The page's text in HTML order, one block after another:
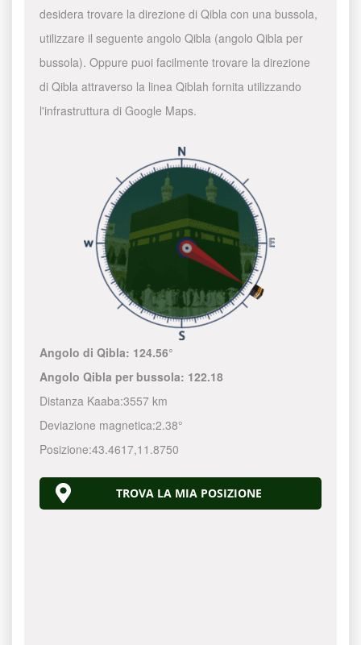
desidera trovare la direzione di Qibla con una bussola,
utilizzare il seguente angolo Qibla (angolo Qibla per
bussola). Oppure puoi facilmente trovare la direzione
di Qibla attraverso la linea Qiblah fornita utilizzando
l'infrastruttura di Google Maps.
Angolo di Qibla: 124.56°
Angolo Qibla per bussola: 122.18
Distanza Kaaba:3557 km
Deviazione magnetica:2.38°
Posizione:43.4617,11.8750
TROVA LA MIA POSIZIONE